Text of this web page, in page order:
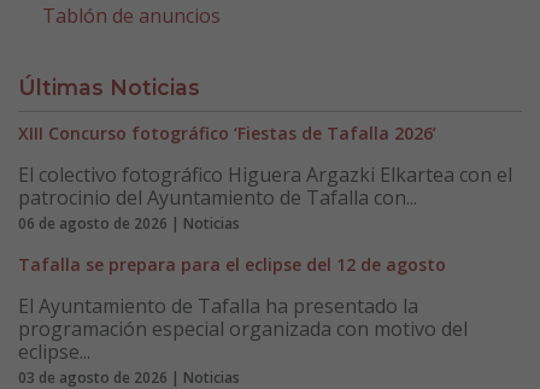
Tablón de anuncios
Últimas Noticias
XIII Concurso fotográfico ‘Fiestas de Tafalla 2026’
El colectivo fotográfico Higuera Argazki Elkartea con el
patrocinio del Ayuntamiento de Tafalla con...
06 de agosto de 2026 | Noticias
Tafalla se prepara para el eclipse del 12 de agosto
El Ayuntamiento de Tafalla ha presentado la
programación especial organizada con motivo del
eclipse...
03 de agosto de 2026 | Noticias